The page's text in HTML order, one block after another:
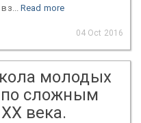
Read more
04 Oct 2016
молодых
по сложным
века.